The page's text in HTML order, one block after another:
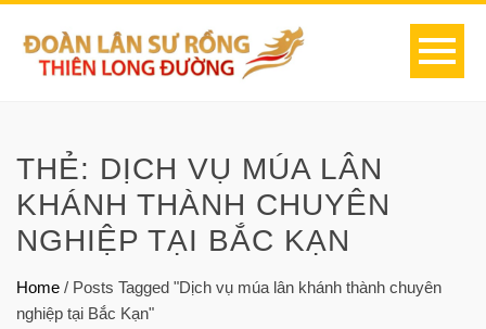
THẺ: DỊCH VỤ MÚA LÂN
KHÁNH THÀNH CHUYÊN
NGHIỆP TẠI BẮC KẠN
Home / Posts Tagged "Dịch vụ múa lân khánh thành chuyên
nghiệp tại Bắc Kạn"